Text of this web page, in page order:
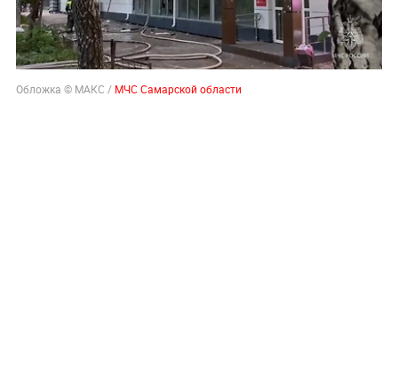
Обложка © МАКС / МЧС Самарской области